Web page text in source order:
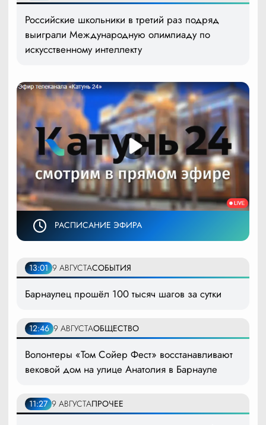
Российские школьники в третий раз подряд
выиграли Международную олимпиаду по
искусственному интеллекту
РАСПИСАНИЕ ЭФИРА
13:01 9 АВГУСТАСОБЫТИЯ
Барнаулец прошёл 100 тысяч шагов за сутки
12:46 9 АВГУСТАОБЩЕСТВО
Волонтеры «Том Сойер Фест» восстанавливают
вековой дом на улице Анатолия в Барнауле
11:27 9 АВГУСТАПРОЧЕЕ